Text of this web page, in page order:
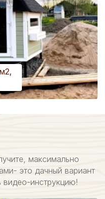
максимально
это дачный вариант
инструкцию!